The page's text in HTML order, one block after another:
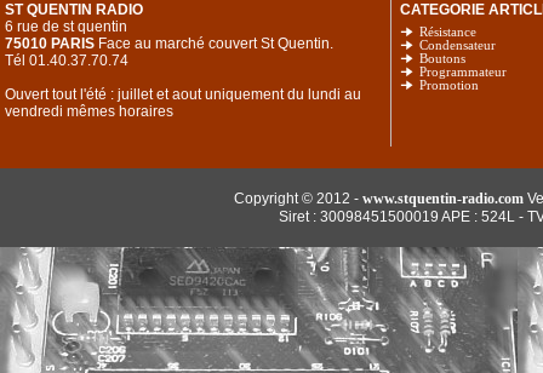
ST QUENTIN RADIO
6 rue de st quentin
75010 PARIS Face au marché couvert St Quentin.
Tél 01.40.37.70.74
Ouvert tout l'été : juillet et aout uniquement du lundi au
vendredi mêmes horaires
CATEGORIE
Résistance
Condensateur
Boutons
Programmateur
Promotion
Copyright © 2012 - www.stquentin-radio.com
Siret : 30098451500019 APE : 524L -